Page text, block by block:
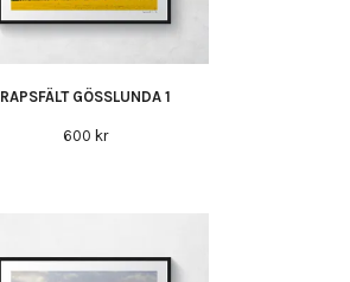
RAPSFÄLT GÖSSLUNDA 1
600 kr